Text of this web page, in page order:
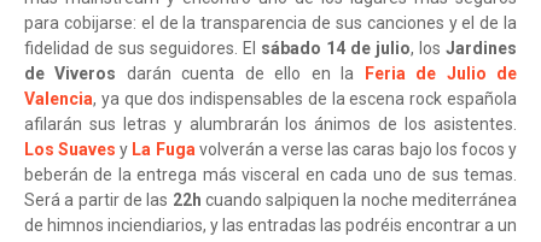
para cobijarse: el de la transparencia de sus canciones y el de la
fidelidad de sus seguidores. El sábado 14 de julio, los Jardines
de Viveros darán cuenta de ello en la
Feria de Julio de
Valencia, ya que dos indispensables de la escena rock española
afilarán sus letras y alumbrarán los ánimos de los asistentes.
Los Suaves y La Fugavolverán a verse las caras bajo los focos y
beberán de la entrega más visceral en cada uno de sus temas.
Será a partir de las 22h cuando salpiquen la noche mediterránea
de himnos inciendiarios, y las entradas las podréis encontrar a un